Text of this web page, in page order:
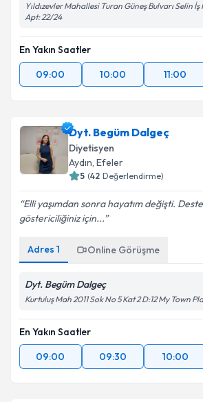
Yıldızevler Mahallesi Turan Güneş Bulvarı Selin
Apt: 22/24
En Yakın Saatler
09:00
10:00 11:00
Dyt. Begüm Dalgeç
Diyetisyen
Aydın, Efeler
5 (42 Değerlendirme)
Elli yaşımdan sonra hayatım değişti.
göstericiliğiniz için...
Adres 1 Online Görüşme
Dyt. Begüm Dalgeç
Kurtuluş Mah 2011 Sok No 5 Kat 2 D:12 My Town
En Yakın Saatler
09:00
09:30 10:00